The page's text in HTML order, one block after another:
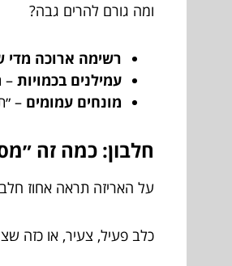
ומה גורם להרים גבה?
רשימה ארוכה מדי
עמילנים בכמויות –
מונחים עמומים –
חלבון: כמה זה
על האריזה תראה אחוז
כלב פעיל, צעיר, או כזה